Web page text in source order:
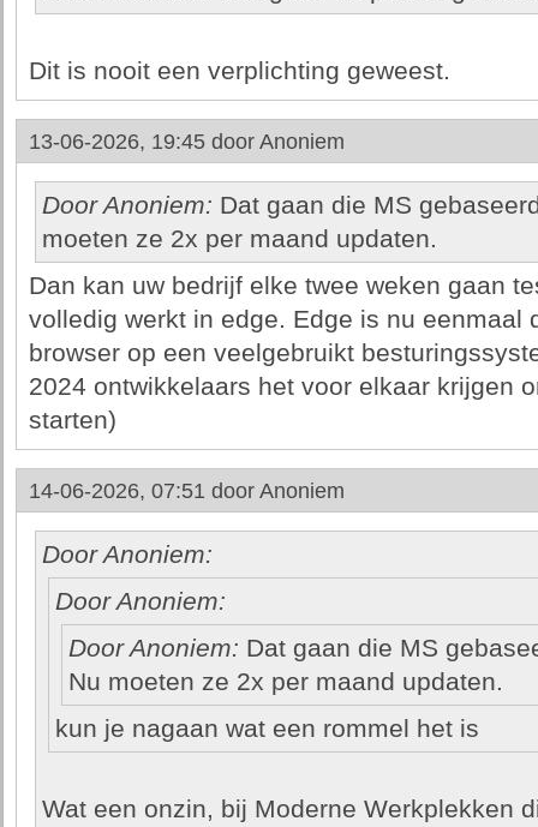
Dit is nooit een verplichting geweest.
13-06-2026, 19:45 door Anoniem
Door Anoniem: Dat gaan die MS
moeten ze 2x per maand updaten.
Dan kan uw bedrijf elke twee weken gaan
volledig werkt in edge. Edge is nu eenmaal
browser op een veelgebruikt
2024 ontwikkelaars het voor elkaar krijgen
starten)
14-06-2026, 07:51 door Anoniem
Door Anoniem:
Door Anoniem:
Door Anoniem: Dat gaan die MS
Nu moeten ze 2x per maand updaten.
kun je nagaan wat een rommel het is
Wat een onzin, bij Moderne Werkplekken